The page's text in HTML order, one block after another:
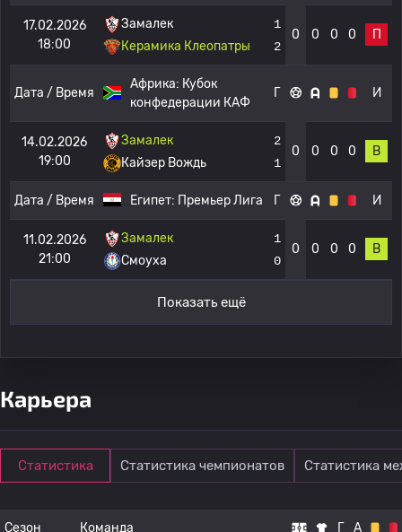
17.02.2026
18:00
Замалек
Керамика Клеопатры
1
2
0 0 0 0 П
Дата / Время
Африка: Кубок
конфедерации КАФ
Г И
14.02.2026
19:00
Замалек
Кайзер Вождь
2
1
0 0 0 0 В
Дата / Время Египет: Премьер Лига Г И
11.02.2026
21:00
Замалек
Смоуха
1
0
0 0 0 0 В
Показать ещё
Карьера
Статистика Статистика чемпионатов Статистика
Сезон Команда Г А